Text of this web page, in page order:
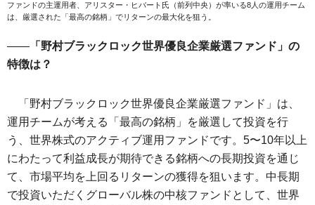
ファンドの主運用者、アリスター・ヒバート氏（前列中央）が率いる8人の運用チーム
は、厳選された「最高の銘柄」でリターンの最大化を狙う。
―― 「野村ブラックロック世界優良企業厳選ファンド」の
特徴は？
「野村ブラックロック世界優良企業厳選ファンド」は、
運用チームが考える「最高の銘柄」を厳選して投資を行
う、世界株式のアクティブ運用ファンドです。5〜10年以上
にわたって利益成長が期待できる銘柄への長期投資を通じ
て、市場平均を上回るリターンの獲得を狙います。中長期
で投資いただくグローバル株の中核ファンドとして、世界